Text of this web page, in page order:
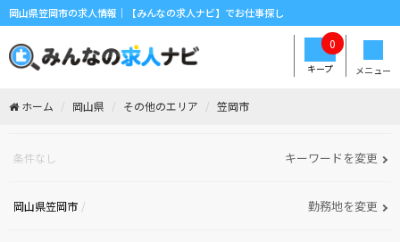
岡山県笠岡市の求人情報｜【みんなの求人ナビ】でお仕事探し
メニュー
キープ
0
ホーム 岡山県 その他のエリア 笠岡市
条件なし キーワードを変更
岡山県笠岡市 勤務地を変更